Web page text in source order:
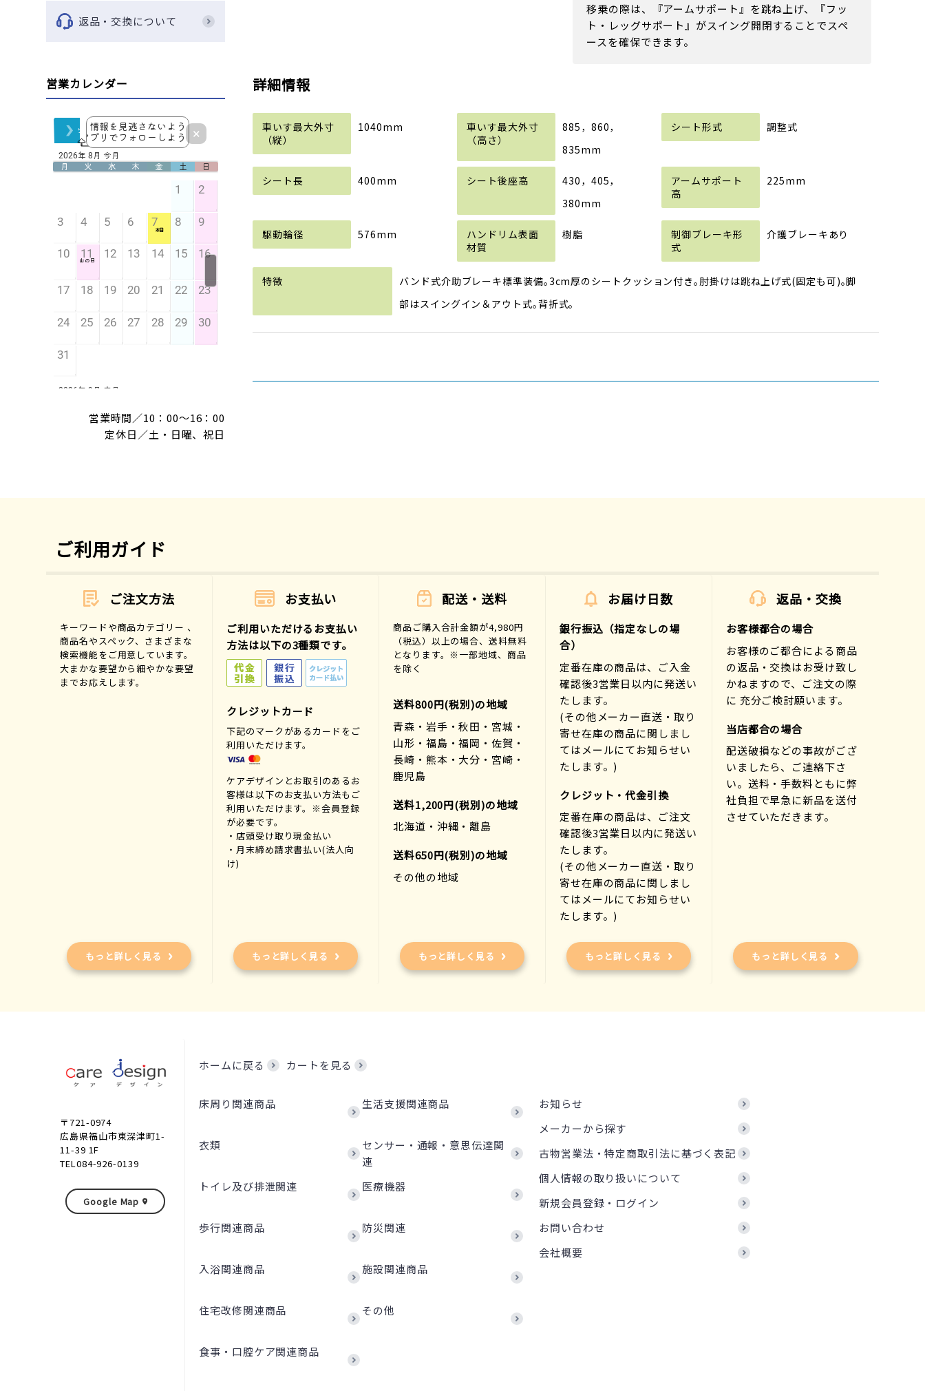
移乗の際は、『アームサポート』を跳ね上げ、『フッ
ト・レッグサポート』がスイング開閉することでスペ
ースを確保できます。
詳細情報
1040mm
885，860，
835mm
調整式
400mm
430，405，
380mm
225mm
576mm 樹脂 介護ブレーキあり
バンド式介助ブレーキ標準装備｡3cm厚のシートクッション付き｡肘掛けは跳ね上げ式(固定も可)｡脚
部はスイングイン＆アウト式｡背折式。
返品・交換について
営業カレンダー
営業時間／10：00～16：00
定休日／土・日曜、祝日
ご利用ガイド
ご注文方法
キーワードや商品カテゴリー 、
商品名やスペック、さまざまな
検索機能をご用意しています。
大まかな要望から細やかな要望
までお応えします。
もっと詳しく見る
お支払い
ご利用いただけるお支払い
方法は以下の3種類です。
クレジットカード
下記のマークがあるカードをご
利用いただけます。
ケアデザインとお取引のあるお
客様は以下のお支払い方法もご
利用いただけます。※会員登録
が必要です。
・店頭受け取り現金払い
・月末締め請求書払い(法人向
け)
もっと詳しく見る
配送・送料
商品ご購入合計金額が4,980円
（税込）以上の場合、送料無料
となります。※一部地域、商品
を除く
送料800円(税別)の地域
青森・岩手・秋田・宮城・
山形・福島・福岡・佐賀・
長崎・熊本・大分・宮崎・
鹿児島
送料1,200円(税別)の地域
北海道・沖縄・離島
送料650円(税別)の地域
その他の地域
もっと詳しく見る
お届け日数
銀行振込（指定なしの場
合）
定番在庫の商品は、ご入金
確認後3営業日以内に発送い
たします。
(その他メーカー直送・取り
寄せ在庫の商品に関しまし
てはメールにてお知らせい
たします。)
クレジット・代金引換
定番在庫の商品は、ご注文
確認後3営業日以内に発送い
たします。
(その他メーカー直送・取り
寄せ在庫の商品に関しまし
てはメールにてお知らせい
たします。)
もっと詳しく見る
返品・交換
お客様都合の場合
お客様のご都合による商品
の返品・交換はお受け致し
かねますので、ご注文の際
に 充分ご検討願います。
当店都合の場合
配送破損などの事故がござ
いましたら、ご連絡下さ
い。送料・手数料ともに弊
社負担で早急に新品を送付
させていただきます。
もっと詳しく見る
〒721-0974
広島県福山市東深津町1-
11-39 1F
TEL084-926-0139
Google Map
ホームに戻る カートを見る
床周り関連商品
衣類
トイレ及び排泄関連
歩行関連商品
入浴関連商品
住宅改修関連商品
食事・口腔ケア関連商品
生活支援関連商品
センサー・通報・意思伝達関
連
医療機器
防災関連
施設関連商品
その他
お知らせ
メーカーから探す
古物営業法・特定商取引法に基づく表記
個人情報の取り扱いについて
新規会員登録・ログイン
お問い合わせ
会社概要